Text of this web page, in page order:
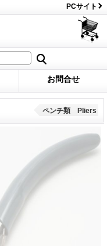
PCサイト
お問合せ
ペンチ類 Pliers